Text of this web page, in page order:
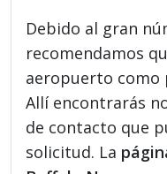
Debido al gran
recomendamos
aeropuerto
Allí encontrarás
de contacto que
solicitud. La